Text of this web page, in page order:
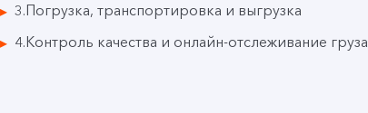
3.Погрузка, транспортировка и выгрузка
4.Контроль качества и онлайн-отслеживание груза